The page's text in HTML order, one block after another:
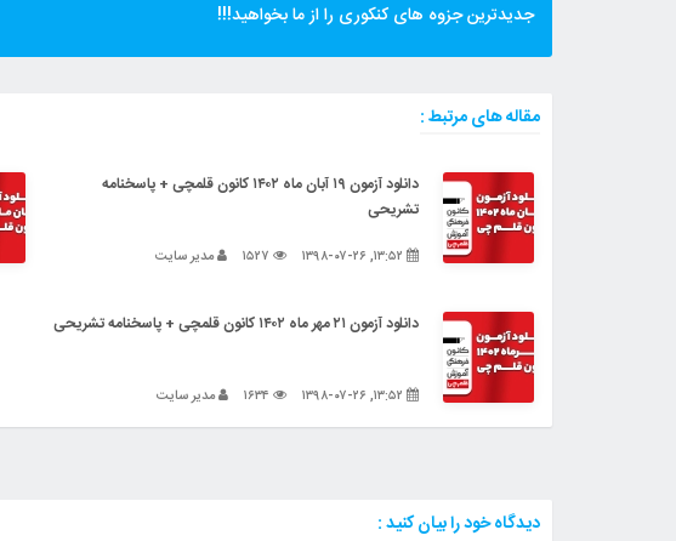
جدیدترین جزوه های کنکوری را از ما بخواهید!!!
مقاله های مرتبط :
دانلود آزمون ۱۹ آبان ماه ۱۴۰۲ کانون قلمچی + پاسخنامه
تشریحی
مدیر سایت
دانلود آزمون ۲۱ مهر ماه ۱۴۰۲ کانون قلمچی + پاسخنامه تشریحی
مدیر سایت
دیدگاه خود را بیان کنید :